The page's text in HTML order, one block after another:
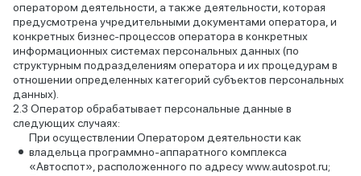
оператором деятельности, а также деятельности, которая
предусмотрена учредительными документами оператора, и
конкретных бизнес-процессов оператора в конкретных
информационных системах персональных данных (по
структурным подразделениям оператора и их процедурам в
отношении определенных категорий субъектов персональных
данных).
Оператор обрабатывает персональные данные в
следующих случаях:
При осуществлении Оператором деятельности как
владельца программно-аппаратного комплекса
«Автоспот», расположенного по адресу www.autospot.ru;